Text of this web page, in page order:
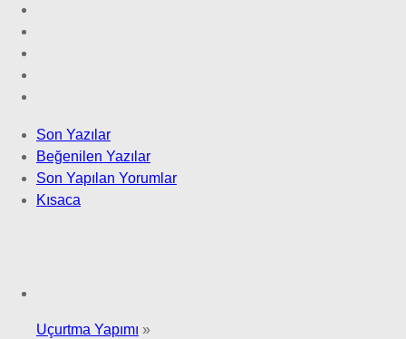
Son Yazılar
Beğenilen Yazılar
Son Yapılan Yorumlar
Kısaca
Uçurtma Yapımı »